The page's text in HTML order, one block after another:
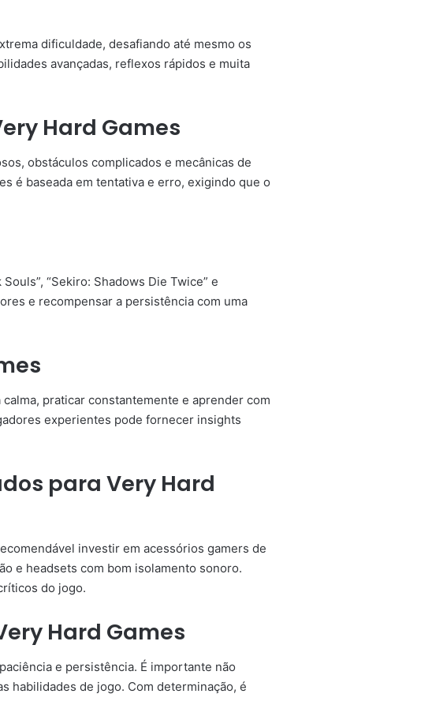
dificuldade, desafiando até mesmo os
avançadas, reflexos rápidos e muita
Hard Games
obstáculos complicados e mecânicas de
é baseada em tentativa e erro, exigindo que o
“Sekiro: Shadows Die Twice” e
e recompensar a persistência com uma
praticar constantemente e aprender com
experientes pode fornecer insights
para Very Hard
investir em acessórios gamers de
e headsets com bom isolamento sonoro.
do jogo.
Hard Games
e persistência. É importante não
habilidades de jogo. Com determinação, é